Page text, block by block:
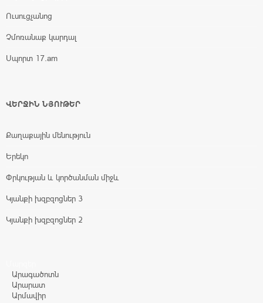
Ուսուցչանոց
Չմոռանաք կարդալ
Սպորտ 17.am
ՎԵՐՋԻՆ ՆՅՈՒԹԵՐ
Քաղաքային մենություն
Երեկո
Փրկության և կործանման միջև
Կյանքի խզբզոցներ 3
Կյանքի խզբզոցներ 2
Արագածոտն
Արարատ
Արմավիր